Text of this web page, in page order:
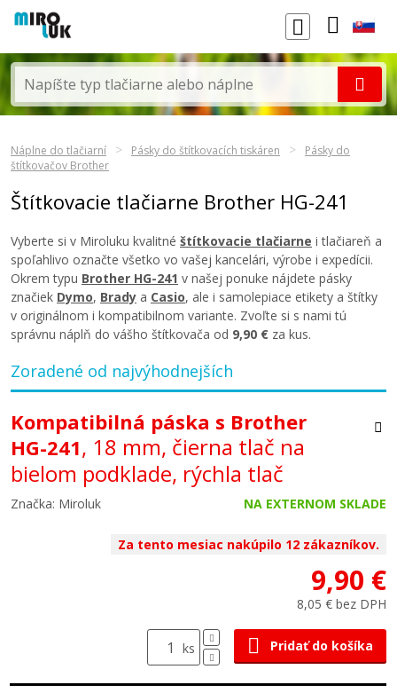
Náplne do tlačiarní Pásky do štítkovacích tiskáren
Pásky do
štítkovačov Brother
Štítkovacie tlačiarne Brother HG-241
Vyberte si v Miroluku kvalitné štítkovacie tlačiarne i tlačiareň a
spoľahlivo označte všetko vo vašej kancelári, výrobe i expedícii.
Okrem typu Brother HG-241 v našej ponuke nájdete pásky
značiek Dymo, Brady a Casio, ale i samolepiace etikety a štítky
v originálnom i kompatibilnom variante. Zvoľte si s nami tú
správnu náplň do vášho štítkovača od 9,90 € za kus.
Zoradené od najvýhodnejších
Kompatibilná páska s Brother
HG-241, 18 mm, čierna tlač na
bielom podklade, rýchla tlač
Značka: Miroluk NA EXTERNOM SKLADE
Za tento mesiac nakúpilo 12 zákazníkov.
9,90 €
8,05 € bez DPH
ks Pridať do košíka